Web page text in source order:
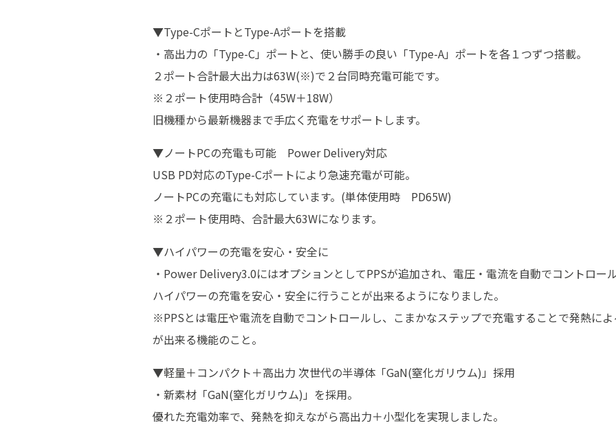
▼Type-CポートとType-Aポートを搭載
・高出力の「Type-C」ポートと、使い勝手の良い「Type-A」ポートを各１つずつ搭載。
２ポート合計最大出力は63W(※)で２台同時充電可能です。
※２ポート使用時合計（45W＋18W）
旧機種から最新機器まで手広く充電をサポートします。
▼ノートPCの充電も可能 Power Delivery対応
USB PD対応のType-Cポートにより急速充電が可能。
ノートPCの充電にも対応しています。(単体使用時 PD65W)
※２ポート使用時、合計最大63Wになります。
▼ハイパワーの充電を安心・安全に
・Power Delivery3.0にはオプションとしてPPSが追加され、電圧・電流を自動でコントロー
ハイパワーの充電を安心・安全に行うことが出来るようになりました。
※PPSとは電圧や電流を自動でコントロールし、こまかなステップで充電することで発熱に
が出来る機能のこと。
▼軽量＋コンパクト＋高出力 次世代の半導体「GaN(窒化ガリウム)」採用
・新素材「GaN(窒化ガリウム)」を採用。
優れた充電効率で、発熱を抑えながら高出力＋小型化を実現しました。